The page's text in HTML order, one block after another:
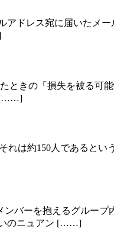
アドレス宛に届いたメ
ときの「損失を被る可
[……]
れは約150人であると
バーを抱えるグルー
いのニュアン [……]